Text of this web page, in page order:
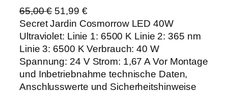
65,00€ U
r
s
p
r
ü
n
51,99 €A
k
t
u
e
l
l
Secret Jardin Cosmorrow LED 40W
Ultraviolet: Linie 1: 6500 K Linie 2: 365 nm
Linie 3: 6500 K Verbrauch: 40 W
Spannung: 24 V Strom: 1,67 A Vor Montage
und Inbetriebnahme technische Daten,
Anschlusswerte und Sicherheitshinweise